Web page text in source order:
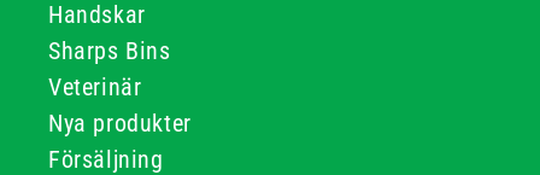
Handskar
Sharps Bins
Veterinär
Nya produkter
Försäljning